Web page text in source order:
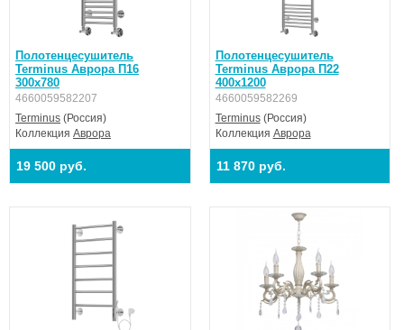
Полотенцесушитель
Terminus Аврора П16
300х780
4660059582207
Terminus (Россия)
Коллекция Аврора
19 500 руб.
Полотенцесушитель
Terminus Аврора П22
400х1200
4660059582269
Terminus(Россия)
Коллекция Аврора
11 870 руб.